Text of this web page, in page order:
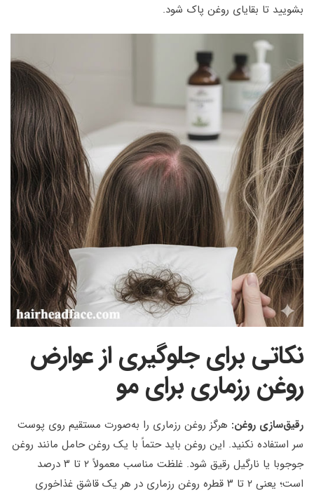
بشویید تا بقایای روغن پاک شود.
نکاتی برای جلوگیری از عوارض
روغن رزماری برای مو
رقیق‌سازی روغن: هرگز روغن رزماری را به‌صورت مستقیم روی پوست
سر استفاده نکنید. این روغن باید حتماً با یک روغن حامل مانند روغن
جوجوبا یا نارگیل رقیق شود. غلظت مناسب معمولاً ۲ تا ۳ درصد
است؛ یعنی ۲ تا ۳ قطره روغن رزماری در هر یک قاشق غذاخوری